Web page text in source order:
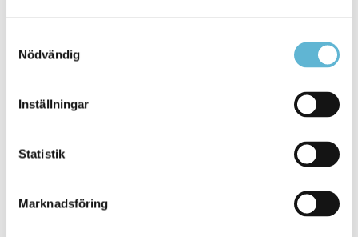
Nödvändig
Inställningar
Statistik
Marknadsföring
Sidan senast uppdaterad: